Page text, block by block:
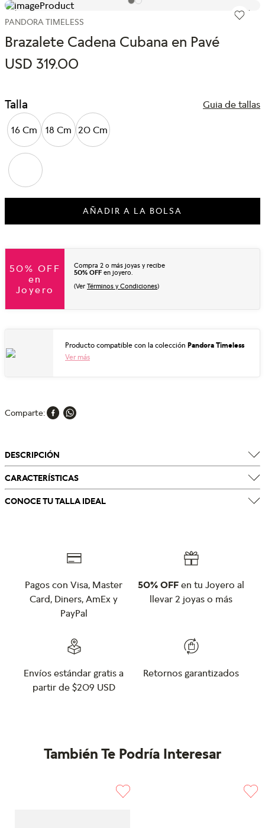
PANDORA TIMELESS
Brazalete Cadena Cubana en Pavé
USD 319.00
Talla Guia de tallas
16 Cm 18 Cm 20 Cm
AÑADIR A LA BOLSA
50% OFF
en
Joyero
Compra 2 o más joyas y recibe
50% OFF en joyero.
(Ver Términos y Condiciones)
Producto compatible con la colección Pandora Timeless
Ver más
Comparte
DESCRIPCIÓN
CARACTERÍSTICAS
CONOCE TU TALLA IDEAL
Pagos con Visa, Master
Card, Diners, AmEx y
PayPal
50% OFF en tu Joyero al
llevar 2 joyas o más
Envíos estándar gratis a
partir de $209 USD
Retornos garantizados
También Te Podría Interesar